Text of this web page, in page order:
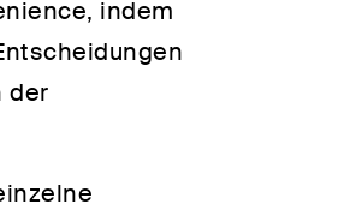
indem
der